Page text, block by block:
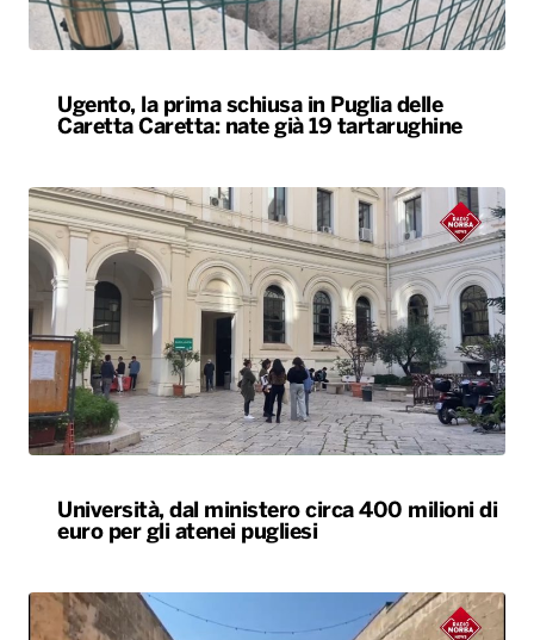
Ugento, la prima schiusa in Puglia delle
Caretta Caretta: nate già 19 tartarughine
Università, dal ministero circa 400 milioni di
euro per gli atenei pugliesi